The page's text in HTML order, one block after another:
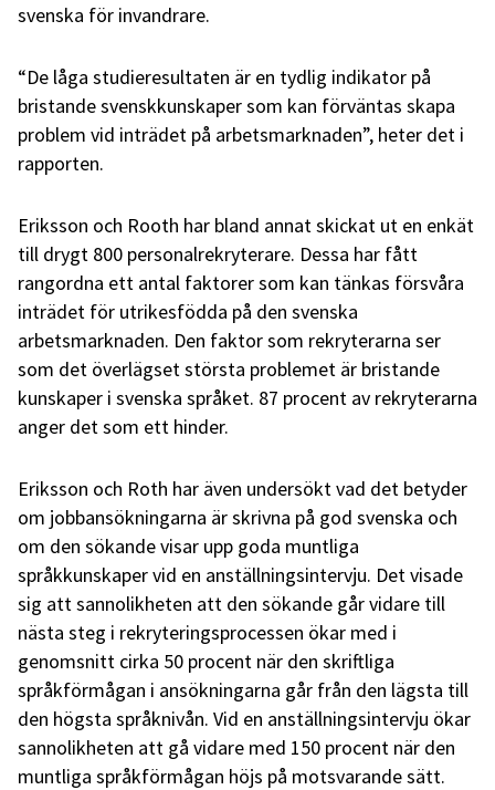
svenska för invandrare.
“De låga studieresultaten är en tydlig indikator på
bristande svenskkunskaper som kan förväntas skapa
problem vid inträdet på arbetsmarknaden”, heter det i
rapporten.
Eriksson och Rooth har bland annat skickat ut en enkät
till drygt 800 personalrekryterare. Dessa har fått
rangordna ett antal faktorer som kan tänkas försvåra
inträdet för utrikesfödda på den svenska
arbetsmarknaden. Den faktor som rekryterarna ser
som det överlägset största problemet är bristande
kunskaper i svenska språket. 87 procent av rekryterarna
anger det som ett hinder.
Eriksson och Roth har även undersökt vad det betyder
om jobbansökningarna är skrivna på god svenska och
om den sökande visar upp goda muntliga
språkkunskaper vid en anställningsintervju. Det visade
sig att sannolikheten att den sökande går vidare till
nästa steg i rekryteringsprocessen ökar med i
genomsnitt cirka 50 procent när den skriftliga
språkförmågan i ansökningarna går från den lägsta till
den högsta språknivån. Vid en anställningsintervju ökar
sannolikheten att gå vidare med 150 procent när den
muntliga språkförmågan höjs på motsvarande sätt.